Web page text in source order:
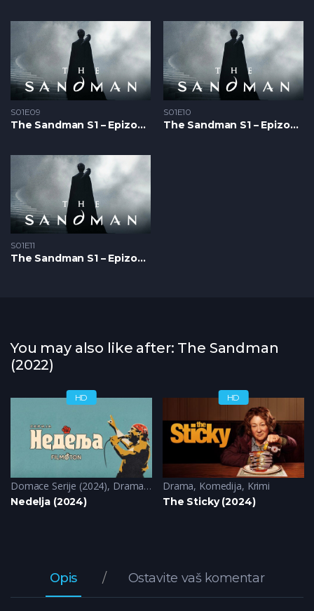
S01E09
The Sandman S1 – Epizoda 09
S01E10
The Sandman S1 – Epizoda 10
S01E11
The Sandman S1 – Epizoda 11
You may also like after: The Sandman
(2022)
HD
Domace Serije (2024), Drama,Muzicke
Nedelja (2024)
HD
Drama, Komedija, Krimi
The Sticky (2024)
Opis Ostavite vaš komentar